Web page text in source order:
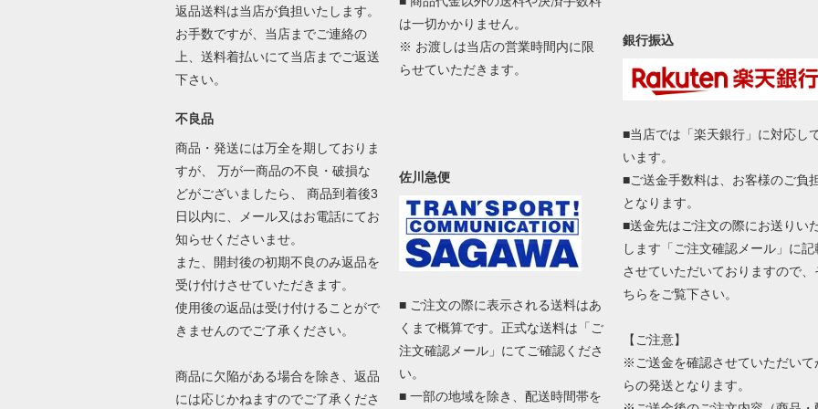
返品送料は当店が負担いたします。
お手数ですが、当店までご連絡の
上、送料着払いにて当店までご返送
下さい。
不良品
商品・発送には万全を期しておりま
すが、 万が一商品の不良・破損な
どがございましたら、 商品到着後3
日以内に、メール又はお電話にてお
知らせくださいませ。
また、開封後の初期不良のみ返品を
受け付けさせていただきます。
使用後の返品は受け付けることがで
きませんのでご了承ください。
商品に欠陥がある場合を除き、返品
には応じかねますのでご了承くださ
は一切かかりません。
※ お渡しは当店の営業時間内に限
らせていただきます。
佐川急便
■ ご注文の際に表示される送料はあ
くまで概算です。正式な送料は「ご
注文確認メール」にてご確認くださ
い。
■ 一部の地域を除き、配送時間帯を
銀行振込
■当店では「楽天銀行」に対応し
います。
■ご送金手数料は、お客様のご負
となります。
■送金先はご注文の際にお送りい
します「ご注文確認メール」に記
させていただいておりますので、
ちらをご覧下さい。
【ご注意】
※ご送金を確認させていただいて
らの発送となります。